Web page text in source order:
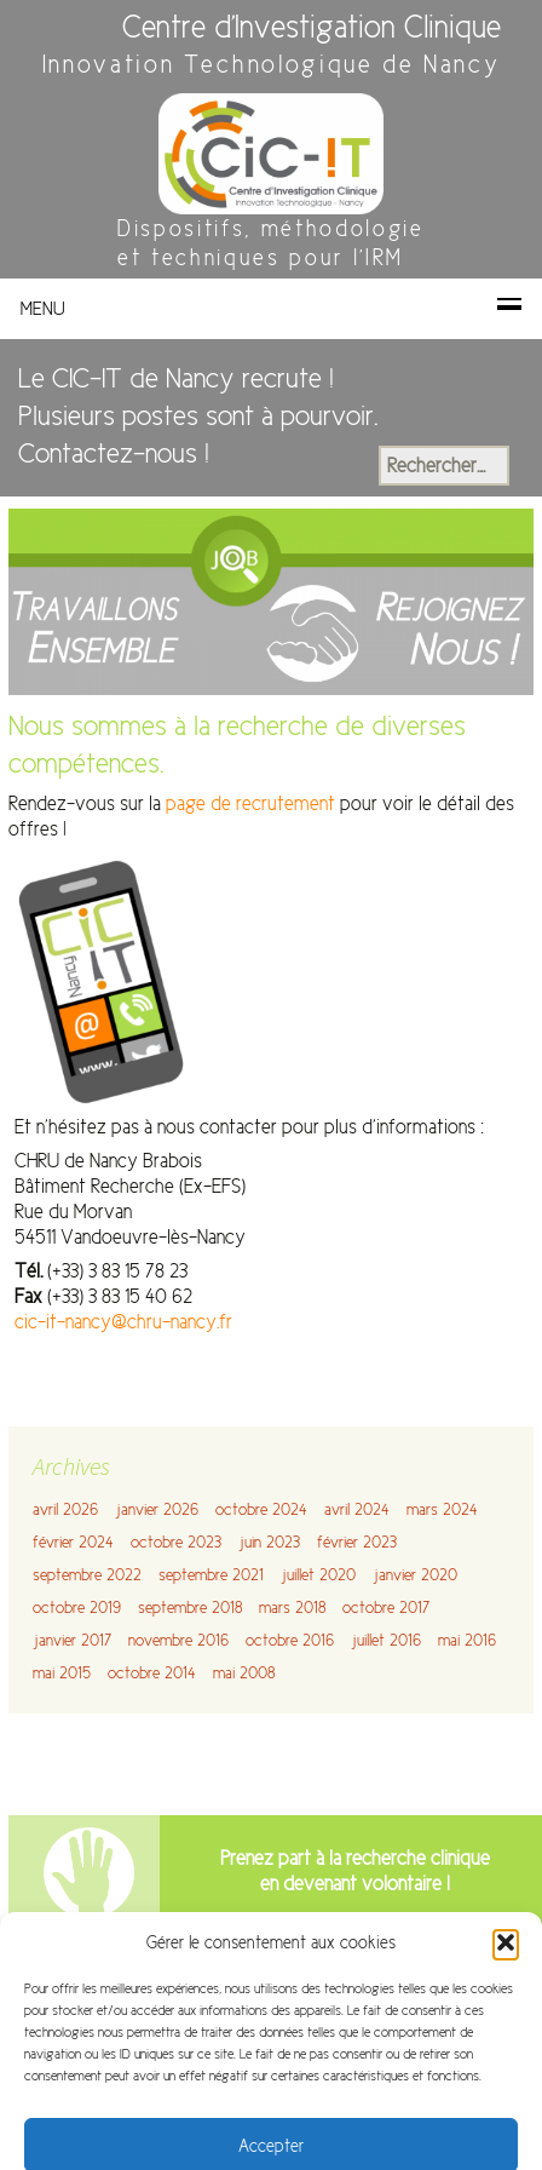
Gérer le consentement aux cookies
Pour offrir les meilleures expériences, nous utilisons des technologies telles que les cookies
pour stocker et/ou accéder aux informations des appareils. Le fait de consentir à ces
technologies nous permettra de traiter des données telles que le comportement de
navigation ou les ID uniques sur ce site. Le fait de ne pas consentir ou de retirer son
consentement peut avoir un effet négatif sur certaines caractéristiques et fonctions.
Accepter
Centre d'Investigation Clinique
Innovation Technologique de Nancy
Dispositifs, méthodologie
et techniques pour l'IRM
MENU
Le CIC-IT de Nancy recrute !
Plusieurs postes sont à pourvoir.
Contactez-nous !
Rechercher :
Nous sommes à la recherche de diverses
compétences.
Rendez-vous sur la page de recrutement pour voir le détail des
offres !
Et n’hésitez pas à nous contacter pour plus d’informations :
CHRU de Nancy Brabois
Bâtiment Recherche (Ex-EFS)
Rue du Morvan
54511 Vandoeuvre-lès-Nancy
Tél.(+33) 3 83 15 78 23
Fax(+33) 3 83 15 40 62
cic-it-nancy@chru-nancy.fr
Archives
avril 2026 janvier 2026 octobre 2024 avril 2024
mars 2024
février 2024
octobre 2023 juin 2023
février 2023
septembre 2022
septembre 2021 juillet 2020
janvier 2020
octobre 2019
septembre 2018 mars 2018
octobre 2017
janvier 2017
novembre 2016 octobre 2016 juillet 2016
mai 2016
mai 2015
octobre 2014 mai 2008
Prenez part à la recherche clinique
en devenant volontaire !
Intéressé par la recherche clinique?
Venez travailler avec nous!